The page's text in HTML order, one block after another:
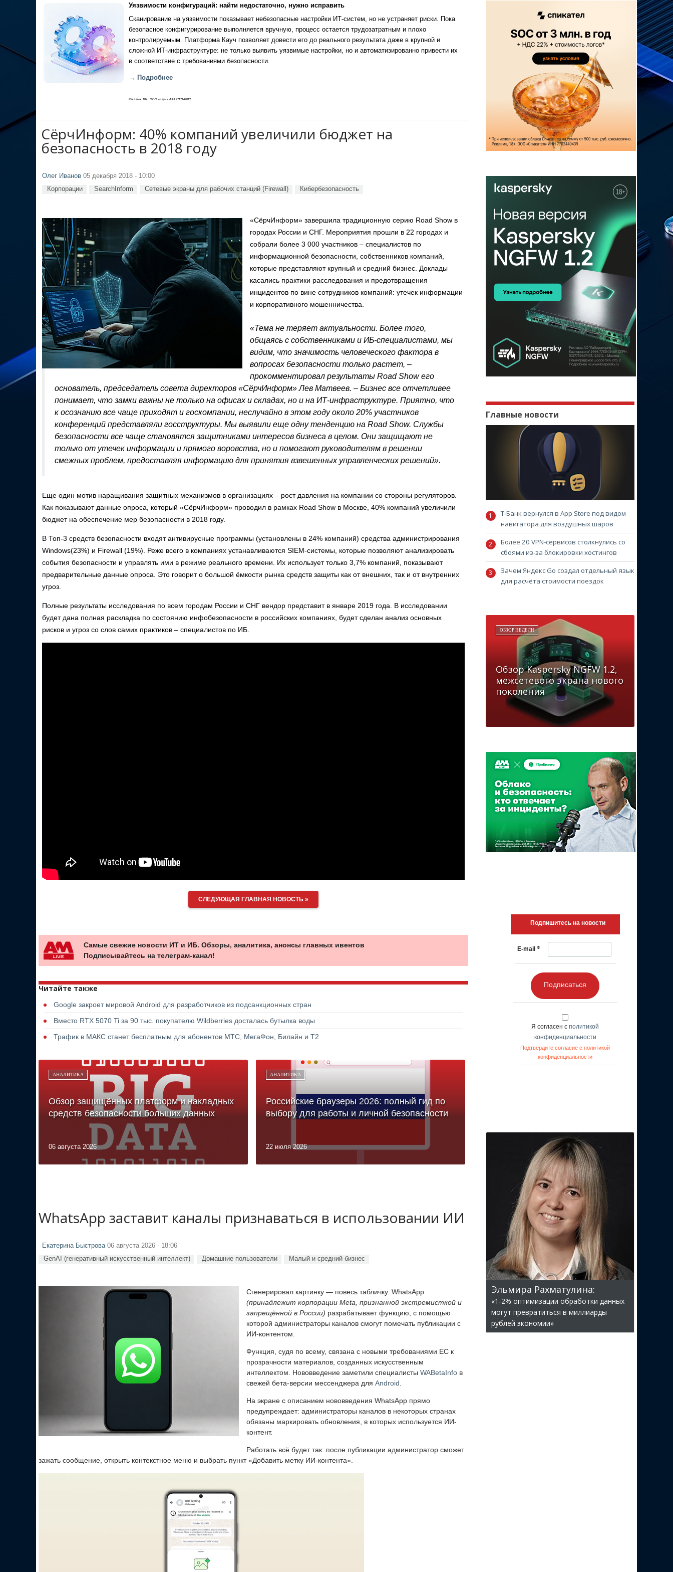
Уязвимости конфигураций: найти недостаточно, нужно исправить
Сканирование на уязвимости показывает небезопасные настройки ИТ-систем, но не устраняет риски. Пока
безопасное конфигурирование выполняется вручную, процесс остается трудозатратным и плохо
контролируемым. Платформа Кауч позволяет довести его до реального результата даже в крупной и
сложной ИТ-инфраструктуре: не только выявить уязвимые настройки, но и автоматизированно привести их
в соответствие с требованиями безопасности.
→ Подробнее
Реклама, 18+. ООО «Кауч» ИНН 9717142012
СёрчИнформ: 40% компаний увеличили бюджет на
безопасность в 2018 году
Олег Иванов 05 декабря 2018 - 10:00
Корпорации SearchInform Сетевые экраны для рабочих станций (Firewall) Кибербезопасность
«СёрчИнформ» завершила традиционную серию Road Show в
городах России и СНГ. Мероприятия прошли в 22 городах и
собрали более 3 000 участников – специалистов по
информационной безопасности, собственников компаний,
которые представляют крупный и средний бизнес. Доклады
касались практики расследования и предотвращения
инцидентов по вине сотрудников компаний: утечек информации
и корпоративного мошенничества.
«Тема не теряет актуальности. Более того,
общаясь с собственниками и ИБ-специалистами, мы
видим, что значимость человеческого фактора в
вопросах безопасности только растет, –
прокомментировал результаты Road Show его
основатель, председатель совета директоров «СёрчИнформ» Лев Матвеев. – Бизнес все отчетливее
понимает, что замки важны не только на офисах и складах, но и на ИТ-инфраструктуре. Приятно, что
к осознанию все чаще приходят и госкомпании, неслучайно в этом году около 20% участников
конференций представляли госструктуры. Мы выявили еще одну тенденцию на Road Show. Службы
безопасности все чаще становятся защитниками интересов бизнеса в целом. Они защищают не
только от утечек информации и прямого воровства, но и помогают руководителям в решении
смежных проблем, предоставляя информацию для принятия взвешенных управленческих решений».
Еще один мотив наращивания защитных механизмов в организациях – рост давления на компании со стороны регуляторов.
Как показывают данные опроса, который «СёрчИнформ» проводил в рамках Road Show в Москве, 40% компаний увеличили
бюджет на обеспечение мер безопасности в 2018 году.
В Топ-3 средств безопасности входят антивирусные программы (установлены в 24% компаний) средства администрирования
Windows(23%) и Firewall (19%). Реже всего в компаниях устанавливаются SIEM-системы, которые позволяют анализировать
события безопасности и управлять ими в режиме реального времени. Их использует только 3,7% компаний, показывают
предварительные данные опроса. Это говорит о большой ёмкости рынка средств защиты как от внешних, так и от внутренних
угроз.
Полные результаты исследования по всем городам России и СНГ вендор представит в январе 2019 года. В исследовании
будет дана полная раскладка по состоянию инфобезопасности в российских компаниях, будет сделан анализ основных
рисков и угроз со слов самих практиков – специалистов по ИБ.
СЛЕДУЮЩАЯ ГЛАВНАЯ НОВОСТЬ »
Самые свежие новости ИТ и ИБ. Обзоры, аналитика, анонсы главных ивентов
Подписывайтесь на телеграм-канал!
Читайте также
Google закроет мировой Android для разработчиков из подсанкционных стран
Вместо RTX 5070 Ti за 90 тыс. покупателю Wildberries досталась бутылка воды
Трафик в МАКС станет бесплатным для абонентов МТС, МегаФон, Билайн и Т2
АНАЛИТИКА
Обзор защищённых платформ и накладных
средств безопасности больших данных
06 августа 2026
АНАЛИТИКА
Российские браузеры 2026: полный гид по
выбору для работы и личной безопасности
22 июля 2026
WhatsApp заставит каналы признаваться в использовании ИИ
Екатерина Быстрова06 августа 2026 - 18:06
GenAI (генеративный искусственный интеллект) Домашние пользователи Малый и средний бизнес
Сгенерировал картинку — повесь табличку. WhatsApp
(принадлежит корпорации Meta, признанной экстремисткой и
запрещённой в России) разрабатывает функцию, с помощью
которой администраторы каналов смогут помечать публикации с
ИИ-контентом.
Функция, судя по всему, связана с новыми требованиями ЕС к
прозрачности материалов, созданных искусственным
интеллектом. Нововведение заметили специалисты WABetaInfo в
свежей бета-версии мессенджера для Android
На экране с описанием нововведения WhatsApp прямо
предупреждает: администраторы каналов в некоторых странах
обязаны маркировать обновления, в которых используется ИИ-
контент.
Работать всё будет так: после публикации администратор сможет
зажать сообщение, открыть контекстное меню и выбрать пункт «Добавить метку ИИ-контента».
Главные новости
Т-Банк вернулся в App Store под видом
навигатора для воздушных шаров
Более 20 VPN-сервисов столкнулись со
сбоями из-за блокировки хостингов
Зачем Яндекс Go создал отдельный язык
для расчёта стоимости поездок
ОБЗОР НЕДЕЛИ
Обзор Kaspersky NGFW 1.2,
межсетевого экрана нового
поколения
Подпишитесь на новости
E-mail *
Подписаться
Я согласен с политикой
конфиденциальности
Подтвердите согласие с политикой
конфиденциальности
Эльмира Рахматулина:
«1-2% оптимизации обработки данных
могут превратиться в миллиарды
рублей экономии»